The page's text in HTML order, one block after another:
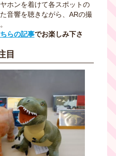
ホンを着けて各スポットの
音響を聴きながら、 ARの撮
らの記事でお楽しみ下さ
目